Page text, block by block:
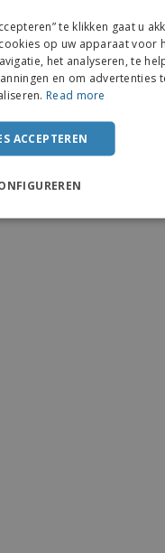
DUTCH
te klikken gaat u
op uw apparaat voor
het analyseren, te
en om advertenties
Read more
ACCEPTEREN